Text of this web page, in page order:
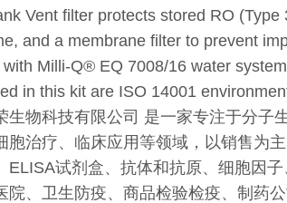
Vent filter protects stored RO
and a membrane filter to prevent
Milli-Q® EQ 7008/16 water
in this kit are ISO 14001
生物科技有限公司 是一家专注于分子
胞治疗、临床应用等领域，以销售为
ELISA试剂盒、抗体和抗原、细胞因
院、卫生防疫、商品检验检疫、制药